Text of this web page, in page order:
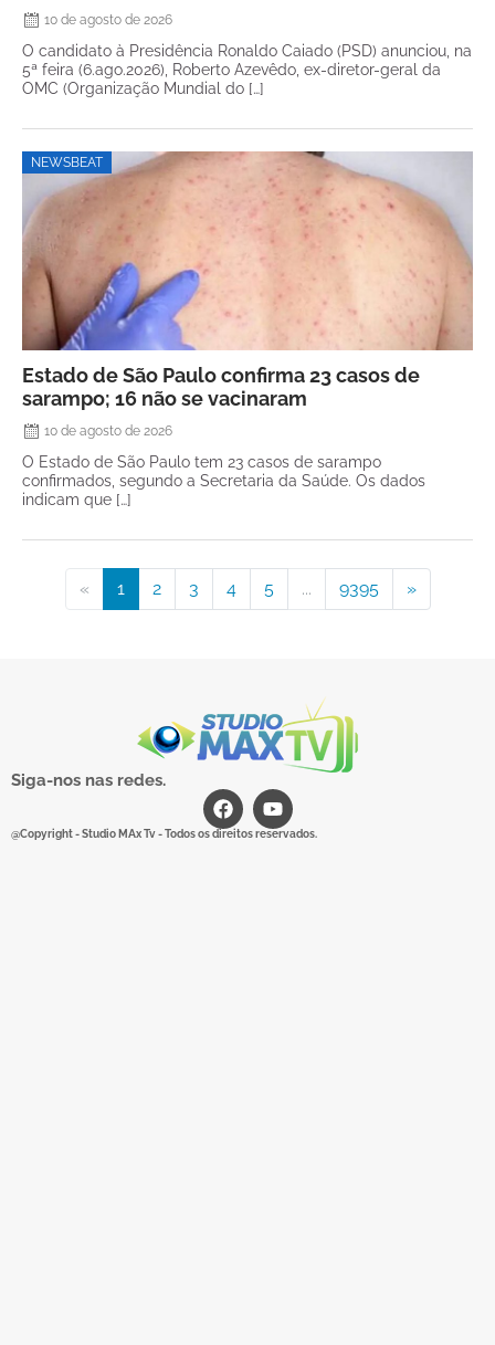
10 de agosto de 2026
O candidato à Presidência Ronaldo Caiado (PSD) anunciou, na
5ª feira (6.ago.2026), Roberto Azevêdo, ex-diretor-geral da
OMC (Organização Mundial do […]
NEWSBEAT
Estado de São Paulo confirma 23 casos de
sarampo; 16 não se vacinaram
10 de agosto de 2026
O Estado de São Paulo tem 23 casos de sarampo
confirmados, segundo a Secretaria da Saúde. Os dados
indicam que […]
« 1 2 3 4 5 ... 9395 »
Siga-nos nas redes.
@Copyright - Studio MAx Tv - Todos os direitos reservados.